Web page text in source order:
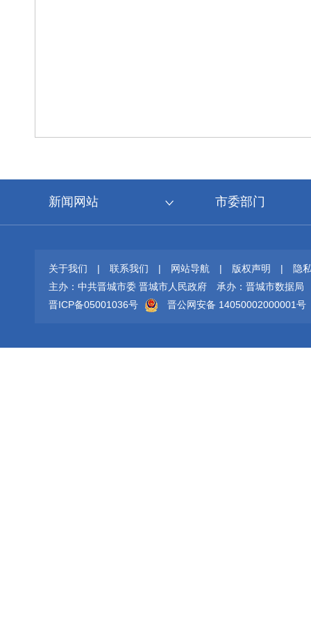
新闻网站 市委部门
关于我们 | 联系我们 | 网站导航 | 版权声明 |
隐
主办：中共晋城市委 晋城市人民政府
承办：晋城市数据局
晋ICP备05001036号
晋公网安备 14050002000001号